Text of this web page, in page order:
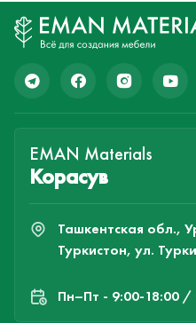
EMAN Materials
Корасув
Ташкентская обл.,
Туркистон, ул.
Пн–Пт - 9:00-18:00 /